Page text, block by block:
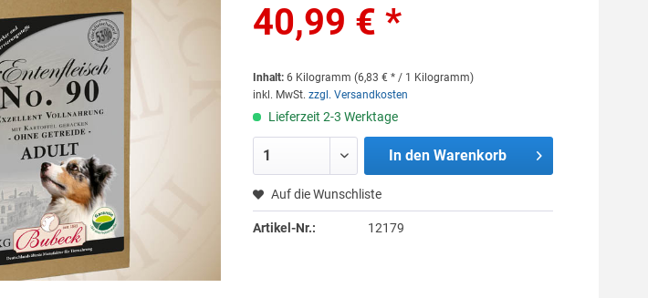
40,99 € *
Inhalt: 6 Kilogramm (6,83 € * / 1 Kilogramm)
inkl. MwSt. zzgl. Versandkosten
Lieferzeit 2-3 Werktage
In den Warenkorb
Auf die Wunschliste
Artikel-Nr.: 12179